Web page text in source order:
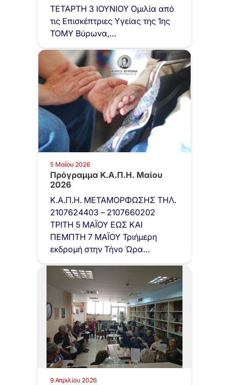
ΤΕΤΑΡΤΗ 3 ΙΟΥΝΙΟΥ Ομιλία από
τις Επισκέπτριες Υγείας της 1ης
ΤΟΜΥ Βύρωνα,…
5 Μαΐου 2026
Πρόγραμμα Κ.Α.Π.Η. Μαίου
2026
Κ.Α.Π.Η. ΜΕΤΑΜΟΡΦΩΣΗΣ ΤΗΛ.
2107624403 – 2107660202
ΤΡΙΤΗ 5 ΜΑΪΟΥ ΕΩΣ ΚΑΙ
ΠΕΜΠΤΗ 7 ΜΑΪΟΥ Τριήμερη
εκδρομή στην Τήνο Ώρα
αναχώρησης…
9 Απριλίου 2026